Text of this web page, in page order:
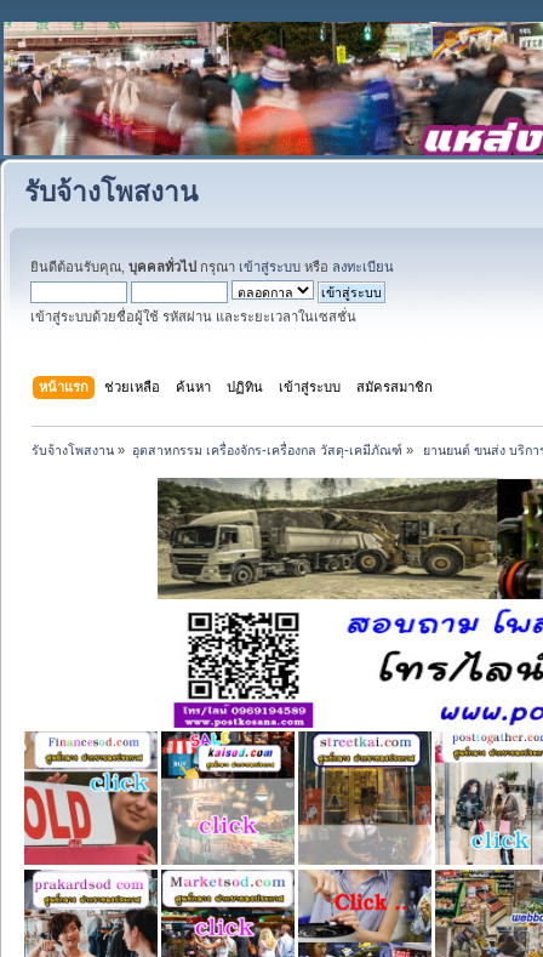
รับจ้างโพสงาน
ยินดีต้อนรับคุณ, บุคคลทั่วไป กรุณา เข้าสู่ระบบ หรือ ลงทะเบียน
เข้าสู่ระบบด้วยชื่อผู้ใช้ รหัสผ่าน และระยะเวลาในเซสชั่น
หน้าแรก ช่วยเหลือ ค้นหา ปฏิทิน เข้าสู่ระบบ สมัครสมาชิก
รับจ้างโพสงาน » อุตสาหกรรม เครื่องจักร-เครื่องกล วัสดุ-เคมีภัณฑ์ » ยานยนต์ ขนส่ง บริก